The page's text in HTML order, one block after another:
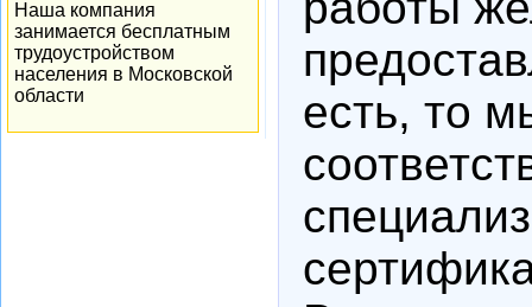
Наша компания
занимается бесплатным
трудоустройством
населения в Московской
области
есть, то